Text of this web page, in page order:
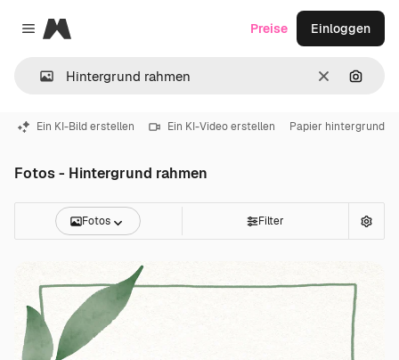
Close menu
Magnific
LöschenNach
Preise Einloggen
Ein KI-Bild erstellen Ein KI-Video erstellen Papier hintergrund
Fotos - Hintergrund rahmen
Fotos Filter